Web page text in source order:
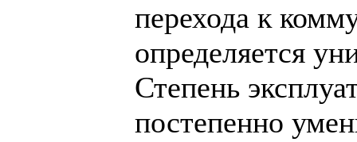
перехода к
определяется
Степень
постепенно